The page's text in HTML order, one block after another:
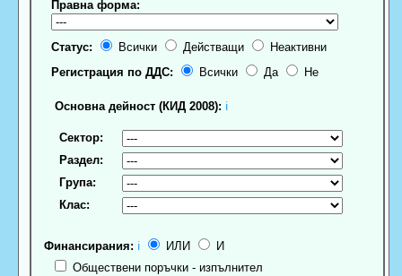
Правна форма:
Статус: Всички Действащи
Неактивни
Регистрация по ДДС:
Всички Да Не
Основна дейност (КИД 2008): ℹ
Сектор:
Раздел:
Група:
Клас:
Финансирания: ℹ ИЛИ
И
Обществени поръчки - изпълнител